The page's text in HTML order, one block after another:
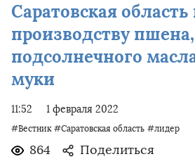
Саратовская
производству пшена,
подсолнечного
муки
11:52 1 февраля 2022
#Вестник #Саратовская область #лидер
864 Поделиться